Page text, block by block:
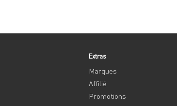
Extras
Marques
Affilié
Promotions